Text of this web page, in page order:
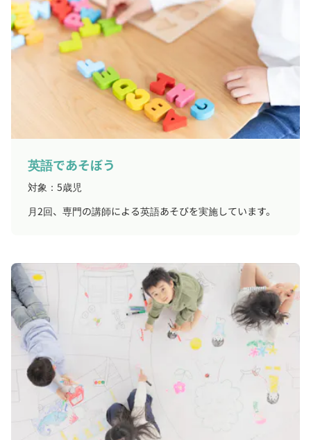
英語であそぼう
対象：5歳児
月2回、専門の講師による英語あそびを実施しています。